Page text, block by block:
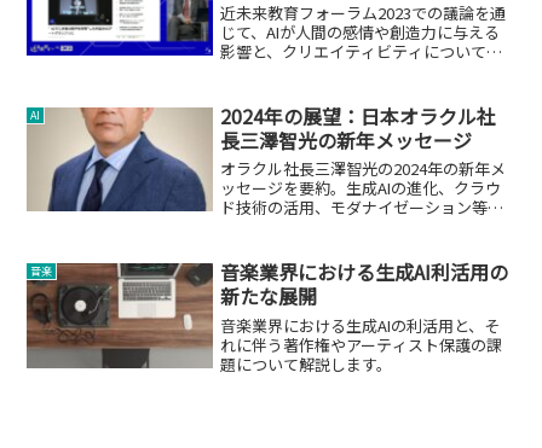
近未来教育フォーラム2023での議論を通
じて、AIが人間の感情や創造力に与える
影響と、クリエイティビティについて考
AI
2024年の展望：日本オラクル社
長三澤智光の新年メッセージ
オラクル社長三澤智光の2024年の新年メ
ッセージを要約。生成AIの進化、クラウ
ド技術の活用、モダナイゼーション等の
音楽
音楽業界における生成AI利活用の
新たな展開
音楽業界における生成AIの利活用と、そ
れに伴う著作権やアーティスト保護の課
題について解説します。